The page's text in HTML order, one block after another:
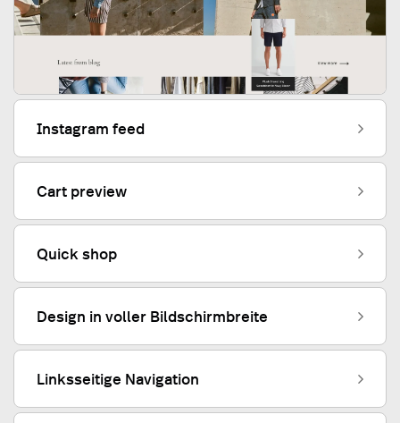
Instagram feed
Cart preview
Quick shop
Design in voller Bildschirmbreite
Linksseitige Navigation